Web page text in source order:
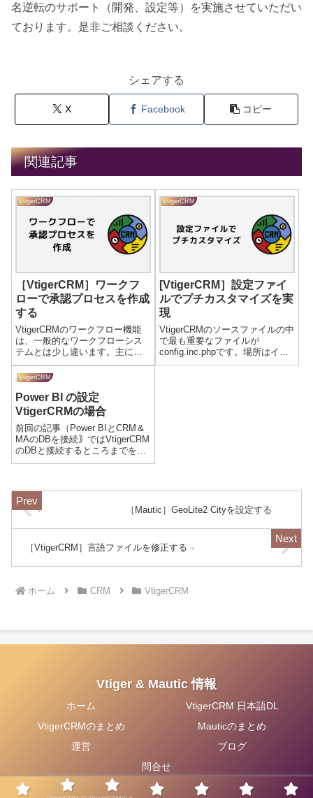
名逆転のサポート（開発、設定等）を実施させていただい
ております。是非ご相談ください。
シェアする
X Facebook コピー
関連記事
VtigerCRM
［VtigerCRM］ワークフ
ローで承認プロセスを作成
する
VtigerCRMのワークフロー機能
は、一般的なワークフローシス
テムとは少し違います。主に、
設定した条件に基づいてデータ
を更新・作成したり、メールを
送信したりといったことを自動
化する機能になります。一般的
なワークフローシステムにある
承認ルー...
VtigerCRM
[VtigerCRM］設定ファイ
ルでプチカスタマイズを実
現
VtigerCRMのソースファイルの中
で最も重要なファイルが
config.inc.phpです。場所はイン
ストールディレクトリ直下にあ
VtigerCRM
Power BI の設定
VtigerCRMの場合
前回の記事（Power BIとCRM＆
MAのDBを接続｠ではVtigerCRM
のDBと接続するところまでを解
説しましたが、今回は実際に分
ションシップの管理最初にリレ
ーションシップの設定...
［Mautic］GeoLite2 Cityを設定する
［VtigerCRM］言語ファイルを修正する
ホーム CRM VtigerCRM
Vtiger & Mautic 情報
ホーム
VtigerCRM 日本語DL
VtigerCRMのまとめ
Mauticのまとめ
運営
ブログ
問合せ
© 2020 Vtiger & Mautic 情報.